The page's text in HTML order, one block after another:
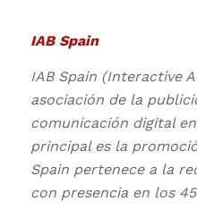
IAB Spain
IAB Spain (Interactive
asociación de la
comunicación digital
principal es la
Spain pertenece a la
con presencia en los